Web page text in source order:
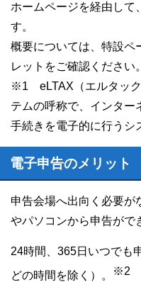
ホームページを経由して
す。
概要については、特設ペ
レットをご確認ください。
※1 eLTAX（エルタック
テムの呼称で、インター
手続きを電子的に行うシ
電子申告のメリット
申告会場へ出向く必要が
やパソコンから申告がで
24時間、365日いつでも
どの時間を除く）。 ※2